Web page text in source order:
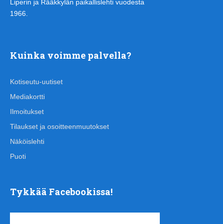
Liperin ja Rääkkylän paikallislehti vuodesta
1966.
Kuinka voimme palvella?
Kotiseutu-uutiset
Mediakortti
Ilmoitukset
Tilaukset ja osoitteenmuutokset
Näköislehti
Puoti
Tykkää Facebookissa!